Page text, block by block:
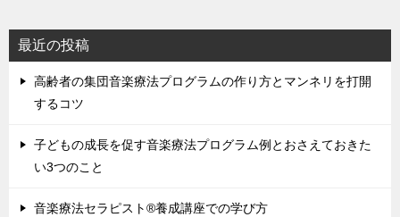
最近の投稿
高齢者の集団音楽療法プログラムの作り方とマンネリを打開
するコツ
子どもの成長を促す音楽療法プログラム例とおさえておきた
い3つのこと
音楽療法セラピスト®養成講座での学び方